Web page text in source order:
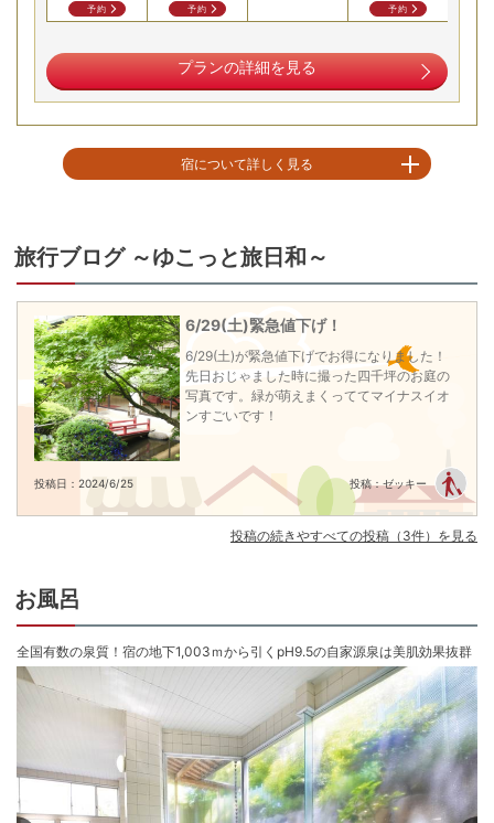
宿について詳しく見る
松風苑は網代港に近い下多賀地区にあり、熱海の南に位置。ホテルの自慢は
の人や胃腸の弱い人には特に効能があるといわれおすすめ。
チェックイン15:00〜17:00
チェックアウト 〜10:00
6/29(土)緊急値下げ！
6/29(土)が緊急値下げでお得になりました！
写真です。緑が萌えまくっててマイナスイオ
ンすごいです！
投稿日：2024/6/25
投稿の続きやすべての投稿（3件）を見る